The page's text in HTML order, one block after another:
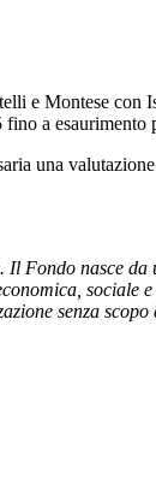
Montese con
a
una
Fondo nasce
sociale
senza